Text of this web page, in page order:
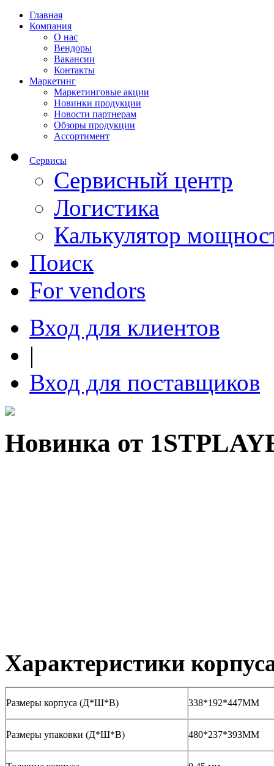
Главная
Компания
О нас
Вендоры
Вакансии
Контакты
Маркетинг
Маркетинговые акции
Новинки продукции
Новости партнерам
Обзоры продукции
Ассортимент
Сервисы
Сервисный центр
Логистика
Калькулятор
Поиск
For vendors
Вход для клиентов
|
Вход для поставщиков
Новинка от
Характеристики
Размеры корпуса (Д*Ш*В) 338*192*447MM
Размеры упаковки (Д*Ш*В) 480*237*393MM